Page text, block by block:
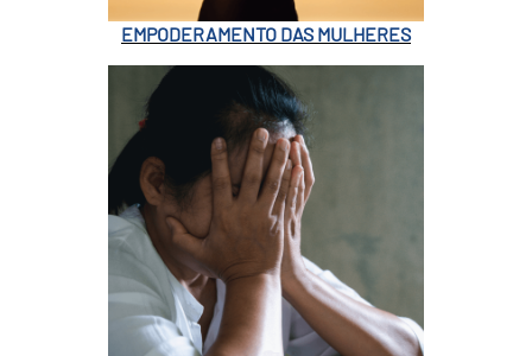
EMPODERAMENTO DAS MULHERES